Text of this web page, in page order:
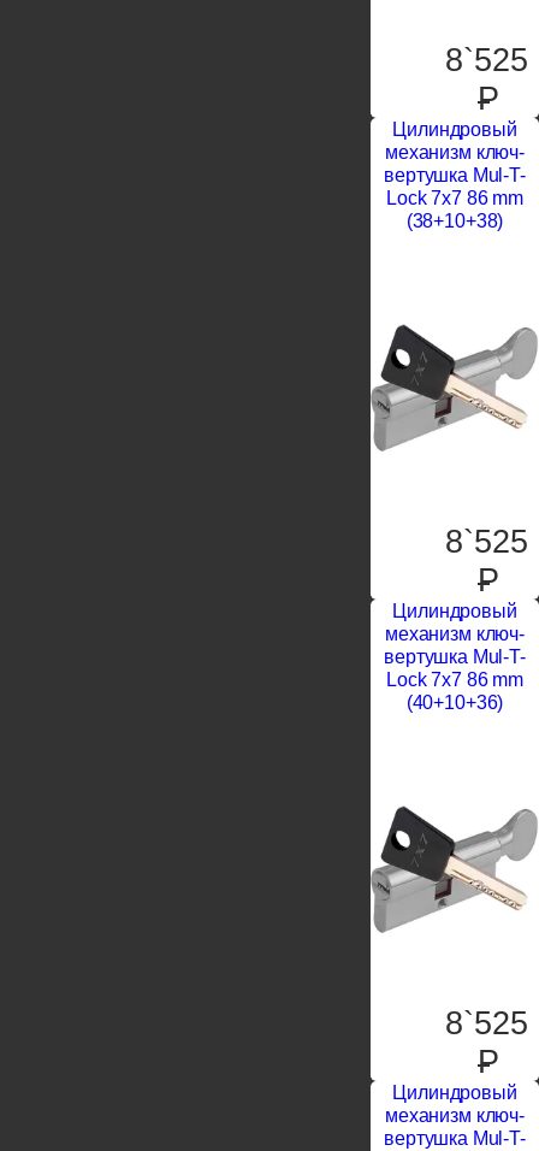
8`525
P
Цилиндровый
механизм ключ-
вертушка Mul-T-
Lock 7x7 86 mm
(38+10+38)
8`525
P
Цилиндровый
механизм ключ-
вертушка Mul-T-
Lock 7x7 86 mm
(40+10+36)
8`525
P
Цилиндровый
механизм ключ-
вертушка Mul-T-